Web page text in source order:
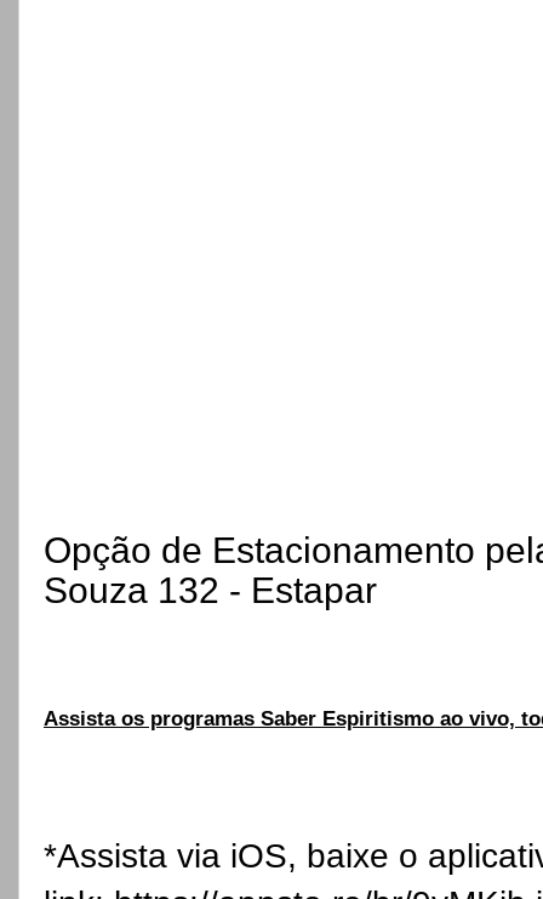
Opção de Estacionamento
Souza 132 - Estapar
Assista os programas Saber Espiritismo ao vivo,
*Assista via iOS, baixe o